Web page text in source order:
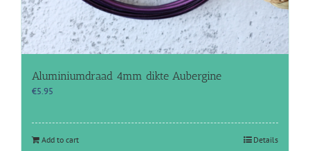
Aluminiumdraad 4mm dikte Aubergine
€5.95
Add to cart Details